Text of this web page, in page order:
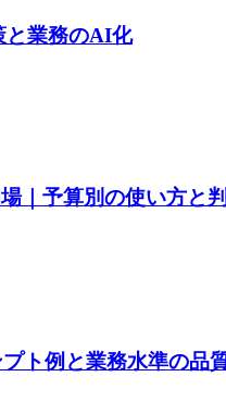
業務のAI化
｜予算別の使い方と
ト例と業務水準の品